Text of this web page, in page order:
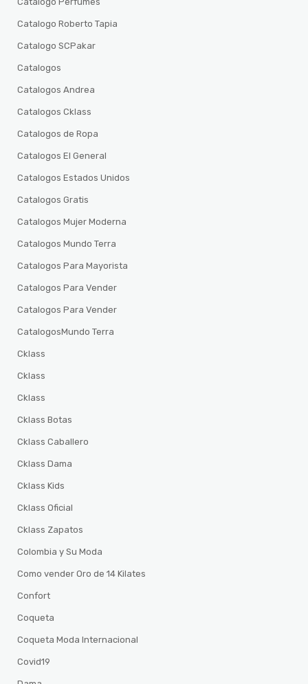
Catalogo Roberto Tapia
Catalogo SCPakar
Catalogos
Catalogos Andrea
Catalogos Cklass
Catalogos de Ropa
Catalogos El General
Catalogos Estados Unidos
Catalogos Gratis
Catalogos Mujer Moderna
Catalogos Mundo Terra
Catalogos Para Mayorista
Catalogos Para Vender
Catalogos Para Vender
CatalogosMundo Terra
Cklass
Cklass
Cklass
Cklass Botas
Cklass Caballero
Cklass Dama
Cklass Kids
Cklass Oficial
Cklass Zapatos
Colombia y Su Moda
Como vender Oro de 14 Kilates
Confort
Coqueta
Coqueta Moda Internacional
Covid19